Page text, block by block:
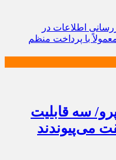
اطلاعات در
با پرداخت منظم
بزرگ در آیفون ۱۸ پرو/ سه قابلیت
می‌پیوندند